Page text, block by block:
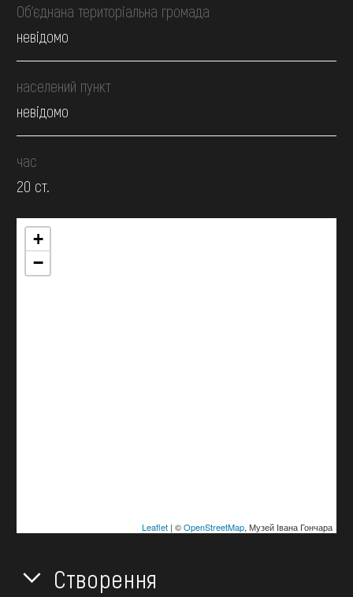
Об’єднана територіальна громада
невідомо
населений пункт
невідомо
час
20 ст.
+
−
Leaflet| ©OpenStreetMap, Музей Івана Гончара
Створення